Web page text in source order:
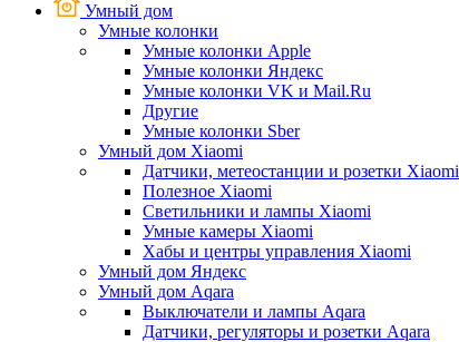
Умный дом
Умные колонки
Умные колонки Apple
Умные колонки Яндекс
Умные колонки VK и Mail.Ru
Другие
Умные колонки Sber
Умный дом Xiaomi
Датчики, метеостанции и розетки Xiaomi
Полезное Xiaomi
Светильники и лампы Xiaomi
Умные камеры Xiaomi
Хабы и центры управления Xiaomi
Умный дом Яндекс
Умный дом Aqara
Выключатели и лампы Aqara
Датчики, регуляторы и розетки Aqara